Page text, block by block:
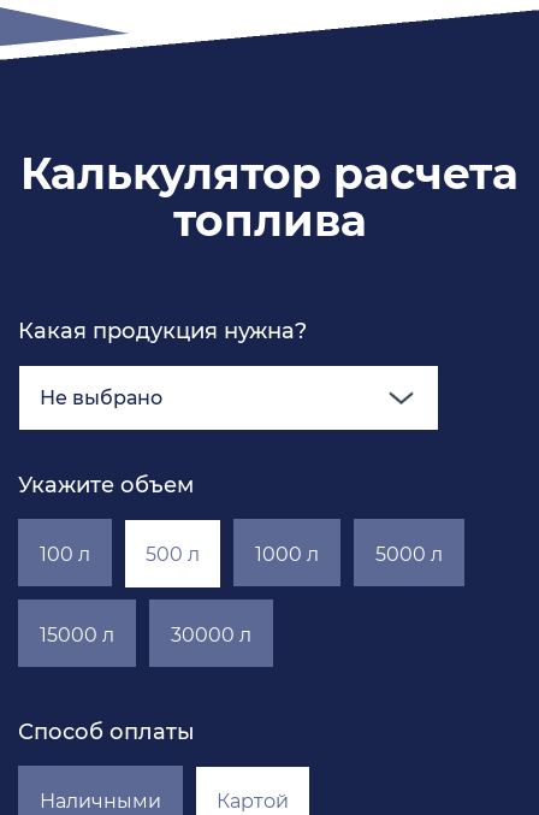
Калькулятор расчета
топлива
Какая продукция нужна?
Не выбрано
Укажите объем
100 л 500 л 1000 л 5000 л
15000 л 30000 л
Способ оплаты
Наличными Картой